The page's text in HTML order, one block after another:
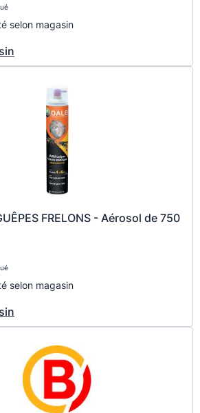
selon magasin
FRELONS - Aérosol de 750
selon magasin